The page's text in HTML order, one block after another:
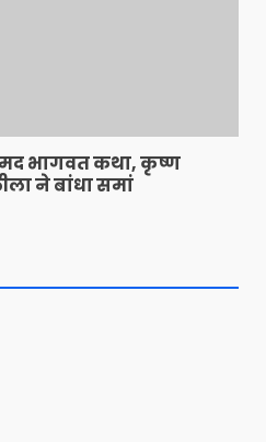
भागवत कथा, कृष्ण
ने बांधा समां